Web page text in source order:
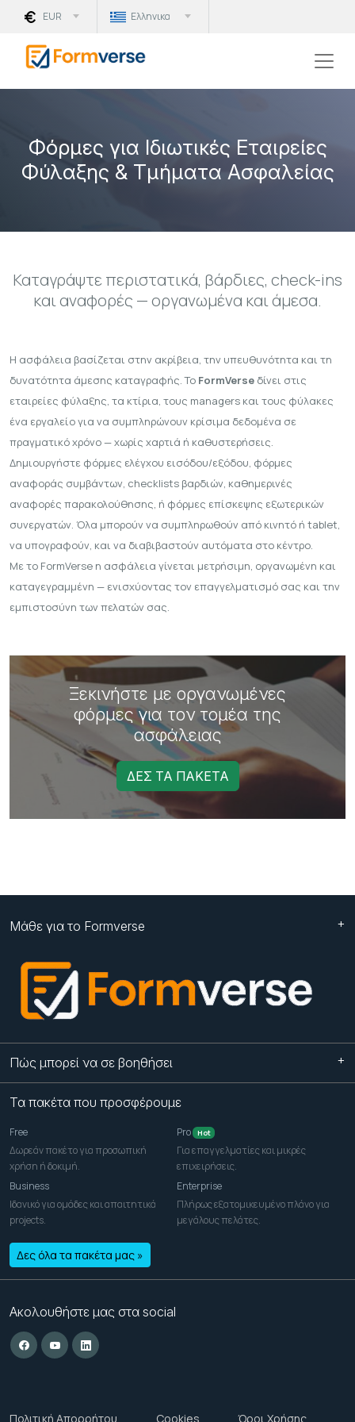
EUR Ελληνικα
Φόρμες για Ιδιωτικές Εταιρείες
Φύλαξης & Τμήματα Ασφαλείας
Καταγράψτε περιστατικά, βάρδιες, check-ins
και αναφορές — οργανωμένα και άμεσα.
Η ασφάλεια βασίζεται στην ακρίβεια, την υπευθυνότητα και τη
δυνατότητα άμεσης καταγραφής. Το FormVerse δίνει στις
εταιρείες φύλαξης, τα κτίρια, τους managers και τους φύλακες
ένα εργαλείο για να συμπληρώνουν κρίσιμα δεδομένα σε
πραγματικό χρόνο — χωρίς χαρτιά ή καθυστερήσεις.
Δημιουργήστε φόρμες ελέγχου εισόδου/εξόδου, φόρμες
αναφοράς συμβάντων, checklists βαρδιών, καθημερινές
αναφορές παρακολούθησης, ή φόρμες επίσκεψης εξωτερικών
συνεργατών. Όλα μπορούν να συμπληρωθούν από κινητό ή tablet,
να υπογραφούν, και να διαβιβαστούν αυτόματα στο κέντρο.
Με το FormVerse η ασφάλεια γίνεται μετρήσιμη, οργανωμένη και
καταγεγραμμένη — ενισχύοντας τον επαγγελματισμό σας και την
εμπιστοσύνη των πελατών σας.
Ξεκινήστε με οργανωμένες
φόρμες για τον τομέα της
ασφάλειας
ΔΕΣ ΤΑ ΠΑΚΕΤΑ
Μάθε για το Formverse
Πώς μπορεί να σε βοηθήσει
Τα πακέτα που προσφέρουμε
Free
Δωρεάν πακέτο για προσωπική
χρήση ή δοκιμή.
Pro Hot
Για επαγγελματίες και μικρές
επιχειρήσεις.
Business
Ιδανικό για ομάδες και απαιτητικά
projects.
Enterprise
Πλήρως εξατομικευμένο πλάνο για
μεγάλους πελάτες.
Δες όλα τα πακέτα μας »
Ακολουθήστε μας στα social
Πολιτική Απορρήτου Cookies Όροι Χρήσης